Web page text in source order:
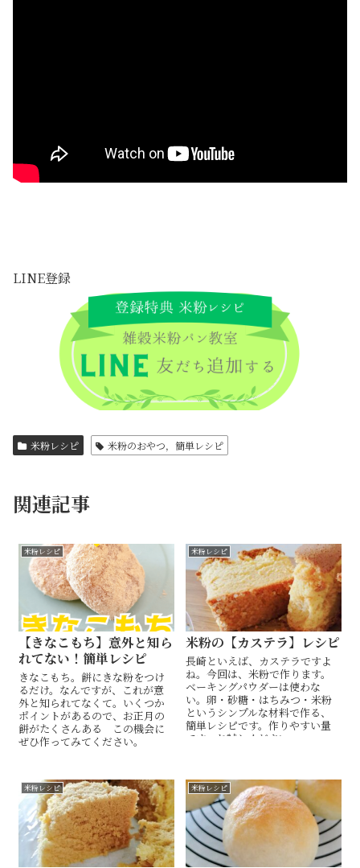
LINE登録
米粉レシピ 米粉のおやつ，簡単レシピ
関連記事
米粉レシピ
【きなこもち】意外と知ら
れてない！簡単レシピ
きなこもち。餅にきな粉をつけ
るだけ。なんですが、これが意
外と知られてなくて。いくつか
ポイントがあるので、お正月の
餅がたくさんある この機会に
ぜひ作ってみてください。
米粉レシピ
米粉の【カステラ】レシピ
長崎といえば、カステラですよ
ね。今回は、米粉で作ります。
ベーキングパウダーは使わな
い。卵・砂糖・はちみつ・米粉
というシンプルな材料で作る、
簡単レシピです。作りやすい量
です。お試しください。
米粉レシピ 米粉レシピ